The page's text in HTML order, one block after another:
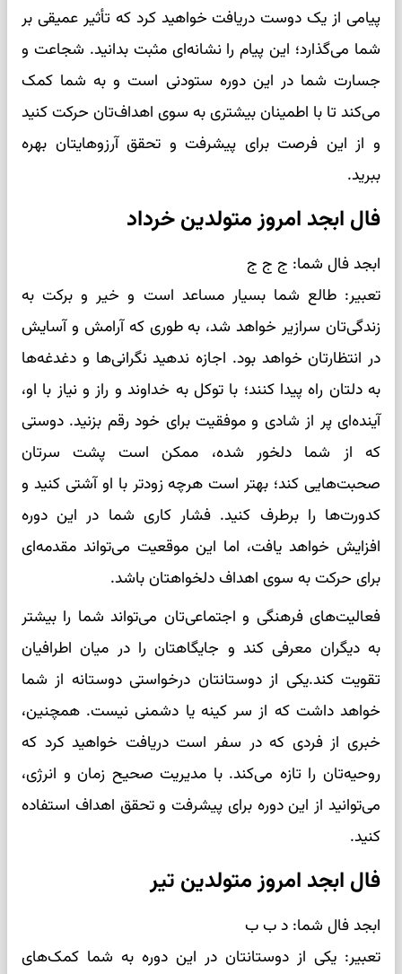
پیامی از یک دوست دریافت خواهید کرد که تأثیر عمیقی بر
شما می‌گذارد؛ این پیام را نشانه‌ای مثبت بدانید. شجاعت و
جسارت شما در این دوره ستودنی است و به شما کمک
می‌کند تا با اطمینان بیشتری به سوی اهداف‌تان حرکت کنید
و از این فرصت برای پیشرفت و تحقق آرزوهایتان بهره
ببرید.
فال ابجد امروز متولدین خرداد
ابجد فال شما: ج ج ج
تعبیر: طالع شما بسیار مساعد است و خیر و برکت به
زندگی‌تان سرازیر خواهد شد، به طوری که آرامش و آسایش
در انتظارتان خواهد بود. اجازه ندهید نگرانی‌ها و دغدغه‌ها
به دلتان راه پیدا کنند؛ با توکل به خداوند و راز و نیاز با او،
آینده‌ای پر از شادی و موفقیت برای خود رقم بزنید. دوستی
که از شما دلخور شده، ممکن است پشت سرتان
صحبت‌هایی کند؛ بهتر است هرچه زودتر با او آشتی کنید و
کدورت‌ها را برطرف کنید. فشار کاری شما در این دوره
افزایش خواهد یافت، اما این موقعیت می‌تواند مقدمه‌ای
برای حرکت به سوی اهداف دلخواهتان باشد.
فعالیت‌های فرهنگی و اجتماعی‌تان می‌تواند شما را بیشتر
به دیگران معرفی کند و جایگاهتان را در میان اطرافیان
تقویت کند.یکی از دوستانتان درخواستی دوستانه از شما
خواهد داشت که از سر کینه یا دشمنی نیست. همچنین،
خبری از فردی که در سفر است دریافت خواهید کرد که
روحیه‌تان را تازه می‌کند. با مدیریت صحیح زمان و انرژی،
می‌توانید از این دوره برای پیشرفت و تحقق اهداف استفاده
کنید.
فال ابجد امروز متولدین تیر
ابجد فال شما: د ب ب
تعبیر: یکی از دوستانتان در این دوره به شما کمک‌های